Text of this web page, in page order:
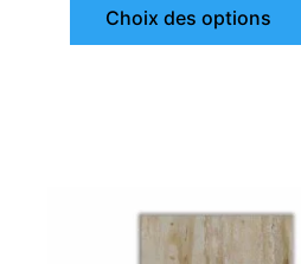
Choix des options